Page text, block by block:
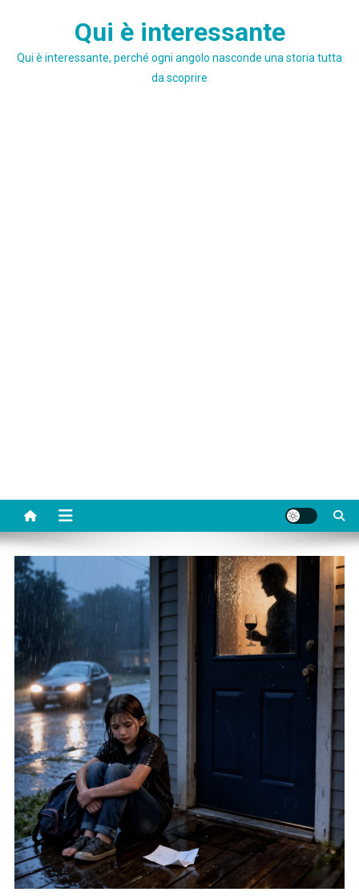
Qui è interessante
Qui è interessante, perché ogni angolo nasconde una storia tutta
da scoprire